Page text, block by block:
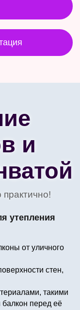
и
утепления
от уличного
стен,
такими
перед её